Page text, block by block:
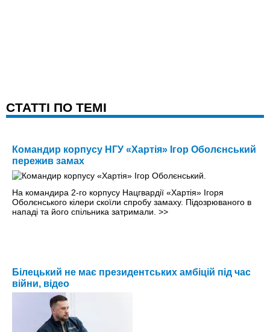
CТАТТІ ПО ТЕМІ
Командир корпусу НГУ «Хартія» Ігор Оболєнський
пережив замах
На командира 2-го корпусу Нацгвардії «Хартія» Ігоря
Оболєнського кілери скоїли спробу замаху. Підозрюваного в
нападі та його спільника затримали. >>
Білецький не має президентських амбіцій під час
війни, відео